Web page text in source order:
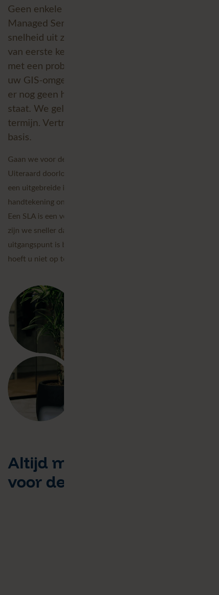
Geen enkele service is zo snel en flexibel als
Managed Services van Avineon Tensing. Deze
snelheid uit zich in alle stappen van het proces:
van eerste kennismaking tot uitvoering. Zit u nu
met een probleem rond het functioneren van
uw GIS-omgeving? We helpen u gerust, ook als
er nog geen handtekening onder een contract
staat. We geloven in een partnership op lange
termijn. Vertrouwen in elkaar is daarbij de
basis.
Gaan we voor de langere termijn met elkaar in zee?
Uiteraard doorlopen ook wij een offertefase, voeren we
een uitgebreide intake uit en zetten we samen een
handtekening onder een Service Level Agreement (SLA).
Een SLA is een verzekering, niet meer dan dat. In de praktijk
zijn we sneller dan onze SLA én dan de concurrentie. Ons
uitgangspunt is bovendien: elk probleem dat u voorkomt,
hoeft u niet op te lossen.
Altijd maximale kwaliteit
voor de afgesproken prijs